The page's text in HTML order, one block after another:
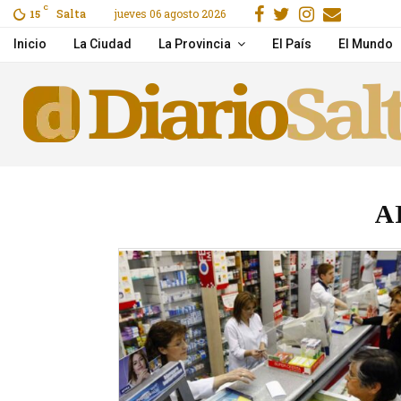
15 C Salta jueves 06 agosto 2026
un choque en Cerrillos Pichetto aseguró que
Facebook
GorjeoEmail
Inicio La Ciudad La Provincia El País El Mundo